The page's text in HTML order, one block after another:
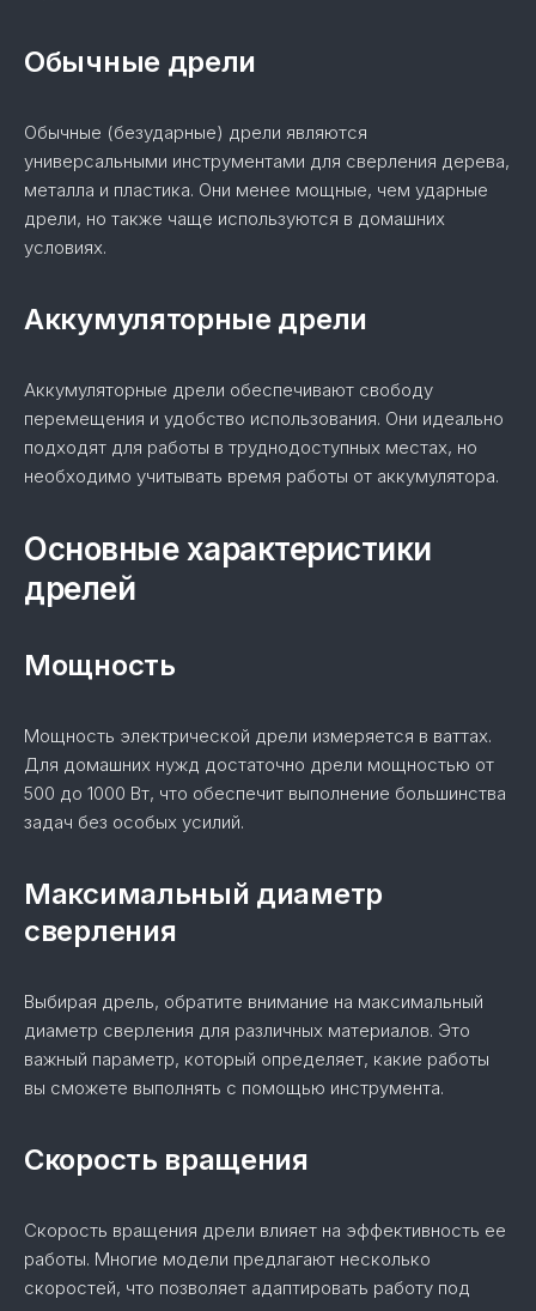
Обычные дрели
Обычные (безударные) дрели являются
универсальными инструментами для сверления дерева,
металла и пластика. Они менее мощные, чем ударные
дрели, но также чаще используются в домашних
условиях.
Аккумуляторные дрели
Аккумуляторные дрели обеспечивают свободу
перемещения и удобство использования. Они идеально
подходят для работы в труднодоступных местах, но
необходимо учитывать время работы от аккумулятора.
Основные характеристики
дрелей
Мощность
Мощность электрической дрели измеряется в ваттах.
Для домашних нужд достаточно дрели мощностью от
500 до 1000 Вт, что обеспечит выполнение большинства
задач без особых усилий.
Максимальный диаметр
сверления
Выбирая дрель, обратите внимание на максимальный
диаметр сверления для различных материалов. Это
важный параметр, который определяет, какие работы
вы сможете выполнять с помощью инструмента.
Скорость вращения
Скорость вращения дрели влияет на эффективность ее
работы. Многие модели предлагают несколько
скоростей, что позволяет адаптировать работу под